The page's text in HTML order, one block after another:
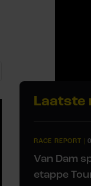
Laatste
RACE REPORT |
Van Dam
etappe